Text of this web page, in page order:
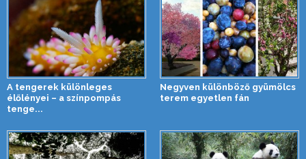
A tengerek különleges
élőlényei – a színpompás
tenge...
Negyven különböző gyümölcs
terem egyetlen fán